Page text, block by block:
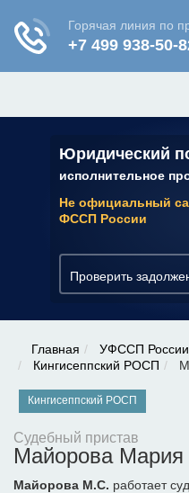
Юридический
исполнительное
Не официальный
ФССП России
Проверить
✆ 7 (800) 350-22-
Главная
УФССП России
Кингисеппский РОСП
Кингисеппский РОСП
Судебный пристав
Майорова Мария
Майорова М.С. работает